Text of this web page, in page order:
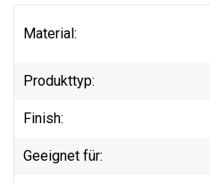
Material:
Produkttyp:
Finish:
Geeignet für: